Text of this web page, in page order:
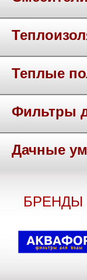
Теплые
Фильтры
Дачные
БРЕНДЫ